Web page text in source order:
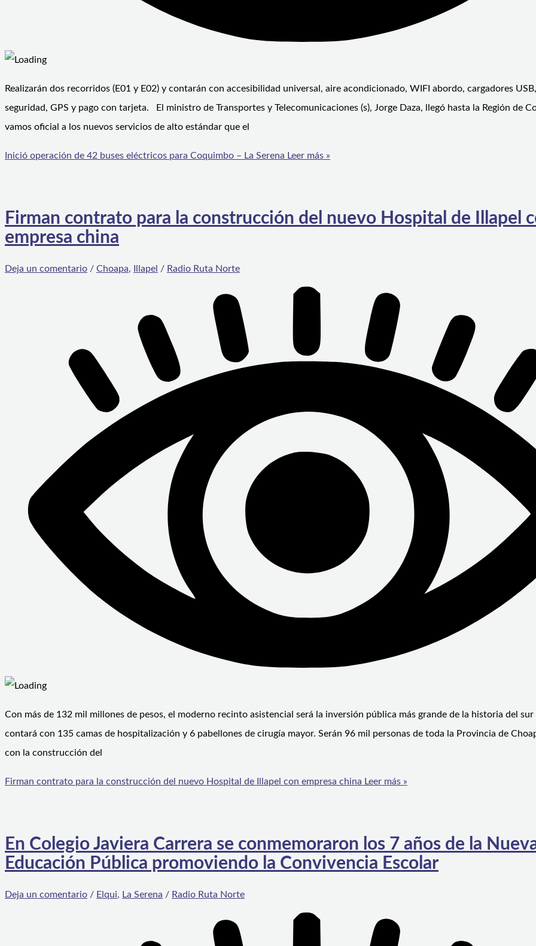
Realizarán dos recorridos (E01 y E02) y contarán con accesibilidad universal, aire acondicionado, WIFI abordo, cargadores
seguridad, GPS y pago con tarjeta. El ministro de Transportes y Telecomunicaciones (s), Jorge Daza, llegó hasta la Región de
vamos oficial a los nuevos servicios de alto estándar que el
Inició operación de 42 buses eléctricos para Coquimbo – La Serena Leer más »
Firman contrato para la construcción del nuevo Hospital de Illapel
empresa china
Deja un comentario / Choapa, Illapel / Radio Ruta Norte
Con más de 132 mil millones de pesos, el moderno recinto asistencial será la inversión pública más grande de la historia del sur
contará con 135 camas de hospitalización y 6 pabellones de cirugía mayor. Serán 96 mil personas de toda la Provincia de
con la construcción del
Firman contrato para la construcción del nuevo Hospital de Illapel con empresa china Leer más »
En Colegio Javiera Carrera se conmemoraron los 7 años de la
Educación Pública promoviendo la Convivencia Escolar
Deja un comentario / Elqui, La Serena / Radio Ruta Norte